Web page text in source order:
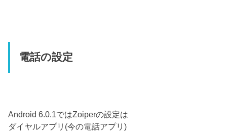
電話の設定
Android 6.0.1ではZoiperの設定は
ダイヤルアプリ(今の電話アプリ)